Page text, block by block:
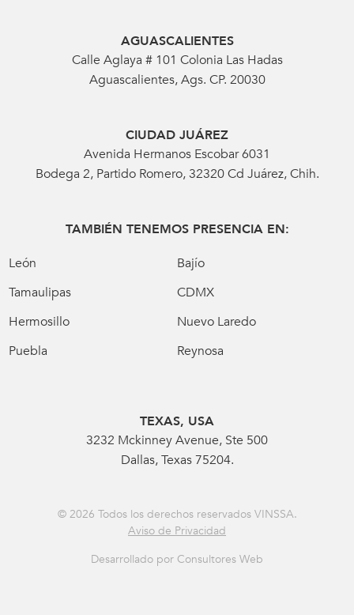
AGUASCALIENTES
Calle Aglaya # 101 Colonia Las Hadas
Aguascalientes, Ags. CP. 20030
CIUDAD JUÁREZ
Avenida Hermanos Escobar 6031
Bodega 2, Partido Romero, 32320 Cd Juárez, Chih.
TAMBIÉN TENEMOS PRESENCIA EN:
León
Bajío
Tamaulipas
CDMX
Hermosillo
Nuevo Laredo
Puebla
Reynosa
TEXAS, USA
3232 Mckinney Avenue, Ste 500
Dallas, Texas 75204.
© 2026 Todos los derechos reservados VINSSA.
Aviso de Privacidad
Desarrollado por Consultores Web